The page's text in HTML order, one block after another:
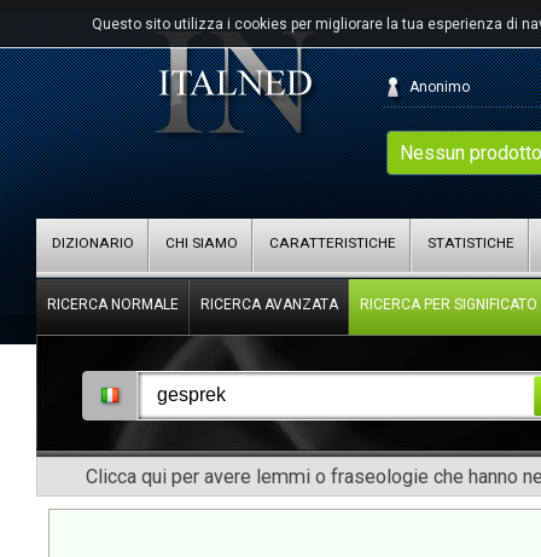
Questo sito utilizza i cookies per migliorare la tua esperienza di
Nessun
Anonimo
DIZIONARIO CHI SIAMO CARATTERISTICHE STATISTICHE
RICERCA NORMALE RICERCA AVANZATA RICERCA PER SIGNIFICATO
Clicca qui per avere lemmi o fraseologie che hanno